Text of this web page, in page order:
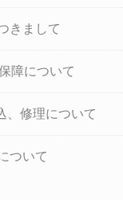
きまして
障について
、修理について
ついて